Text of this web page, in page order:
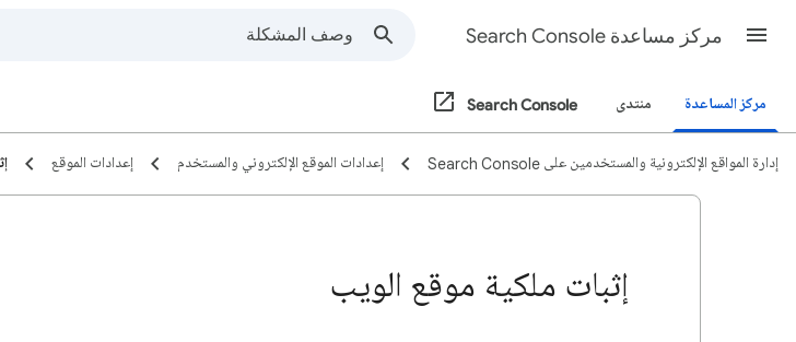
مركز مساعدة Search Console
مركز المساعدة منتدى Search Console
إدارة المواقع الإلكترونية والمستخدمين على Search Console إعدادات الموقع الإلكتروني والمستخدم إعدادات الموقع
إثبات ملكية موقع الويب